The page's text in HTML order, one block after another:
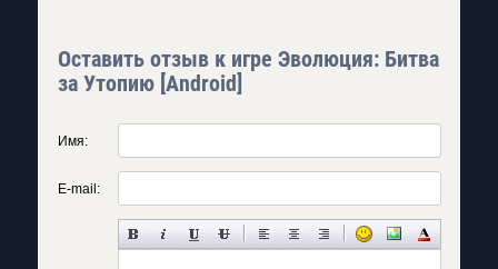
Оставить отзыв к игре Эволюция: Битва
за Утопию [Android]
Имя:
E-mail: